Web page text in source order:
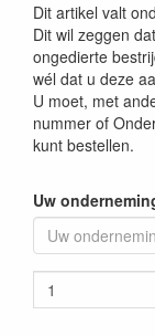
Dit artikel valt
Dit wil zeggen
ongedierte
wél dat u deze
U moet, met
nummer of
kunt bestellen.
Uw